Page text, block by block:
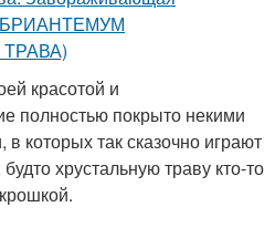
красотой и
полностью покрыто некими
которых так сказочно играют
хрустальную траву кто-то